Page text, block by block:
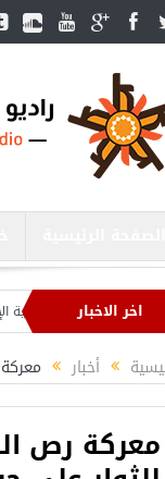
اخر الاخبار
القضايا الأمنية
جديدة في سوريا..
أخبار
معركة رص